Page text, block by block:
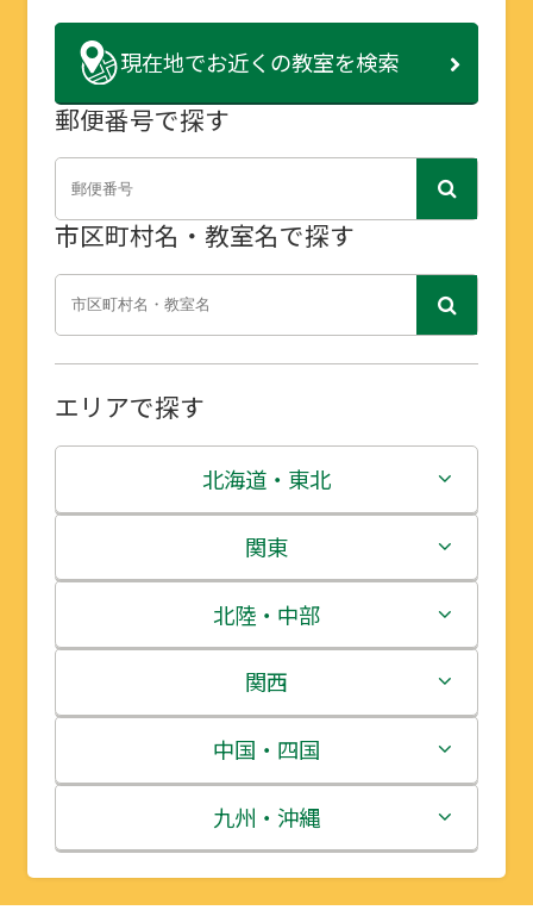
現在地でお近くの教室を検索
郵便番号で探す
市区町村名・教室名で探す
エリアで探す
北海道・東北
北海道
青森県
岩手県
宮城県
秋田県
山形県
関東
茨城県
栃木県
群馬県
埼玉県
千葉県
北陸・中部
新潟県
富山県
石川県
福井県
関西
三重県
滋賀県
京都府
中国・四国
鳥取県
島根県
九州・沖縄
福岡県